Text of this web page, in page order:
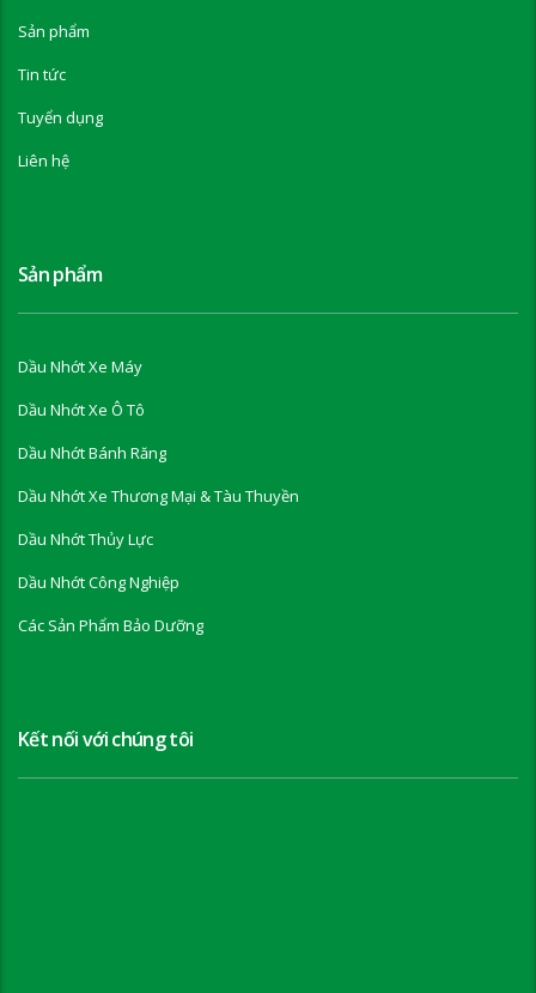
Sản phẩm
Tin tức
Tuyển dụng
Liên hệ
Sản phẩm
Dầu Nhớt Xe Máy
Dầu Nhớt Xe Ô Tô
Dầu Nhớt Bánh Răng
Dầu Nhớt Xe Thương Mại & Tàu Thuyền
Dầu Nhớt Thủy Lực
Dầu Nhớt Công Nghiệp
Các Sản Phẩm Bảo Dưỡng
Kết nối với chúng tôi